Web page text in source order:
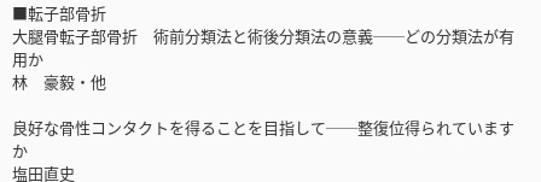
■転子部骨折
大腿骨転子部骨折 術前分類法と術後分類法の意義──どの分類法が有
用か
林 豪毅・他
良好な骨性コンタクトを得ることを目指して──整復位得られています
か
塩田直史